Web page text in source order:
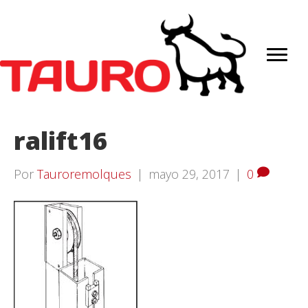
ralift16
Por Tauroremolques | mayo 29, 2017 | 0